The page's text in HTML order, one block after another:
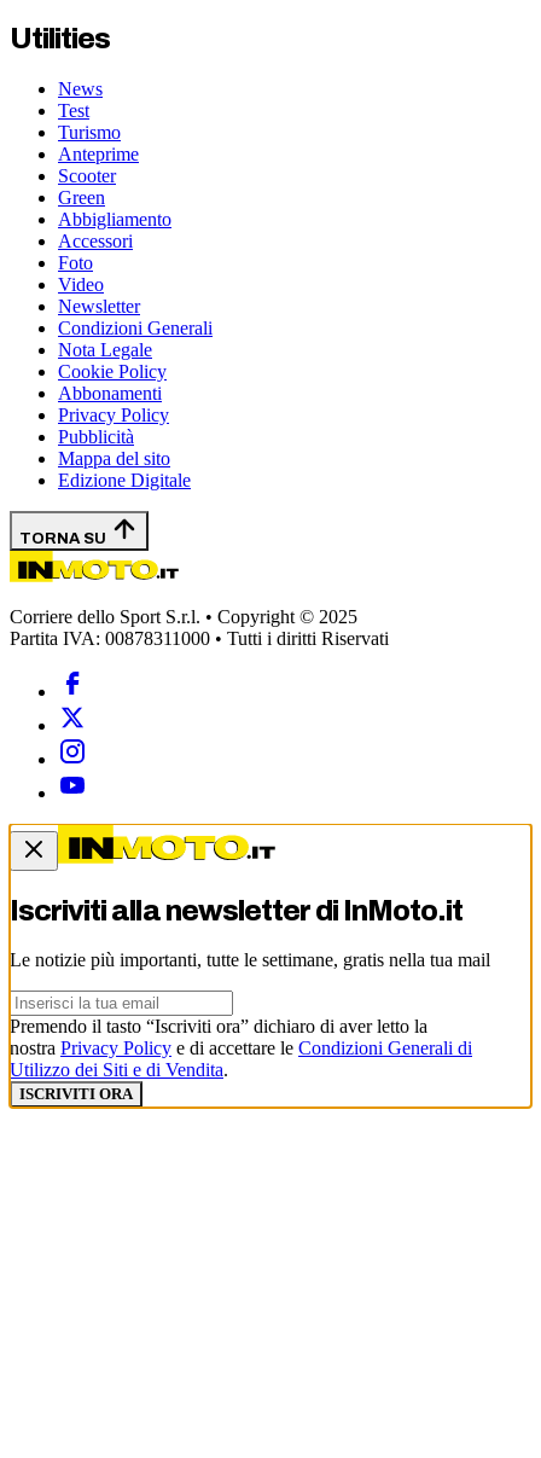
Utilities
News
Test
Turismo
Anteprime
Scooter
Green
Abbigliamento
Accessori
Foto
Video
Newsletter
Condizioni Generali
Nota Legale
Cookie Policy
Abbonamenti
Privacy Policy
Pubblicità
Mappa del sito
Edizione Digitale
TORNA SU
Corriere dello Sport S.r.l. • Copyright © 2025
Partita IVA: 00878311000 • Tutti i diritti Riservati
Iscriviti alla newsletter di InMoto.it
Le notizie più importanti, tutte le settimane, gratis nella tua mail
Premendo il tasto “Iscriviti ora” dichiaro di aver letto la
nostra Privacy Policy e di accettare le Condizioni Generali di
Utilizzo dei Siti e di Vendita.
ISCRIVITI ORA